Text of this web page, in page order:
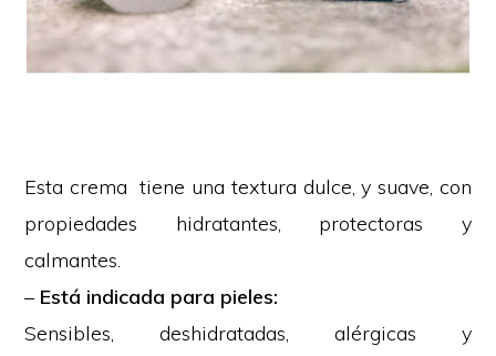
Esta crema tiene una textura dulce, y suave, con
propiedades hidratantes, protectoras y
calmantes.
– Está indicada para pieles:
Sensibles, deshidratadas, alérgicas y